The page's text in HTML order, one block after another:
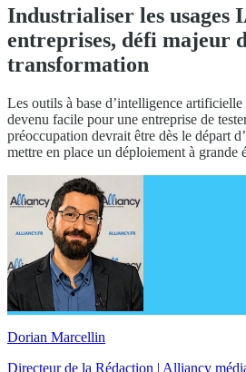
Industrialiser les usages
entreprises, défi majeur
transformation
Les outils à base d’intelligence
devenu facile pour une entreprise de
préoccupation devrait être dès le départ
mettre en place un déploiement à grande
Dorian Marcellin
Directeur de la Rédaction | Alliancy